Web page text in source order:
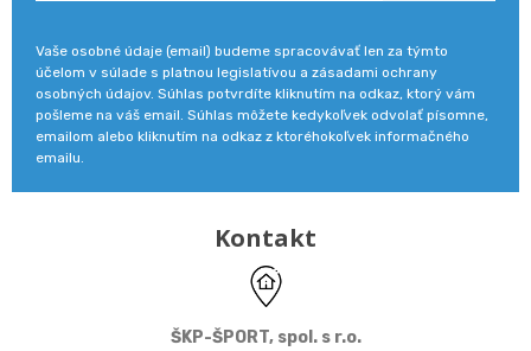
Vaše osobné údaje (email) budeme spracovávať len za týmto
účelom v súlade s platnou legislatívou a zásadami ochrany
osobných údajov. Súhlas potvrdíte kliknutím na odkaz, ktorý vám
pošleme na váš email. Súhlas môžete kedykoľvek odvolať písomne,
emailom alebo kliknutím na odkaz z ktoréhokoľvek informačného
emailu.
Kontakt
ŠKP-ŠPORT, spol. s r.o.